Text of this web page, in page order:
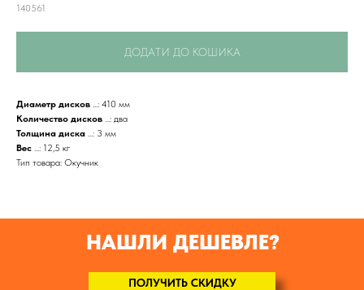
140561
ДОДАТИ ДО КОШИКА
Диаметр дисков ...: 410 мм
Количество дисков ...: два
Толщина диска ...: 3 мм
Вес ...: 12,5 кг
Тип товара: Окучник
НАШЛИ ДЕШЕВЛЕ?
ПОЛУЧИТЬ СКИДКУ
Привезем
БЕСПЛАТНО
Соберем мотоблок
по желанию)